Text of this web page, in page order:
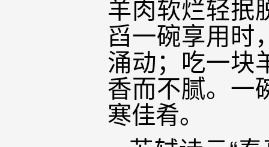
羊肉软烂轻抿
舀一碗享用时
涌动；吃一块
香而不腻。一
寒佳肴。